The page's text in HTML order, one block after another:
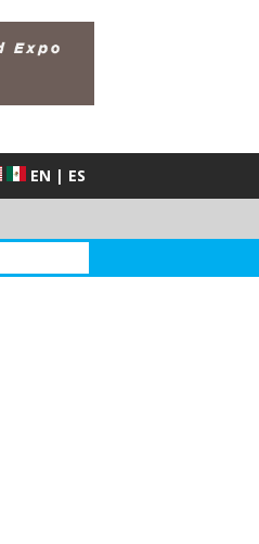
EN | ES